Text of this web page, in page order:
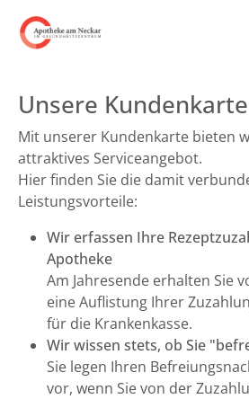
Unsere Kundenkarte
Mit unserer Kundenkarte bieten
attraktives Serviceangebot.
Hier finden Sie die damit
Leistungsvorteile:
Wir erfassen Ihre
Apotheke
Am Jahresende erhalten Sie
eine Auflistung Ihrer
für die Krankenkasse.
Wir wissen stets, ob Sie
Sie legen Ihren
vor, wenn Sie von der